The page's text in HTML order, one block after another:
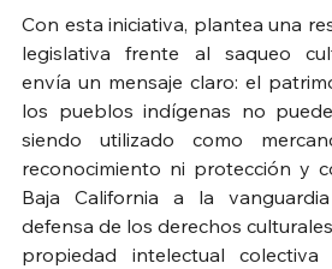
Con esta iniciativa, plantea una
legislativa frente al saqueo
envía un mensaje claro: el
los pueblos indígenas no
siendo utilizado como
reconocimiento ni protección y
Baja California a la
defensa de los derechos
propiedad intelectual